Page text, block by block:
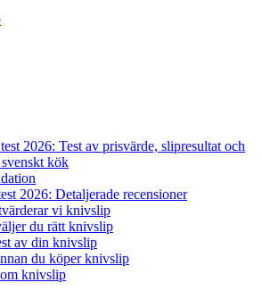
2026: Test av prisvärde, slipresultat och
kök
2026: Detaljerade recensioner
vi knivslip
du rätt knivslip
av din knivslip
du köper knivslip
knivslip